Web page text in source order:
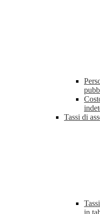
Tassi di